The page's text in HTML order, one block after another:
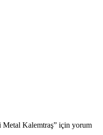
Metal Kalemtraş” için yorum